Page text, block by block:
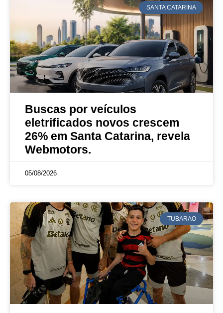
SANTA CATARINA
Buscas por veículos
eletrificados novos crescem
26% em Santa Catarina, revela
Webmotors.
05/08/2026
TUBARAO